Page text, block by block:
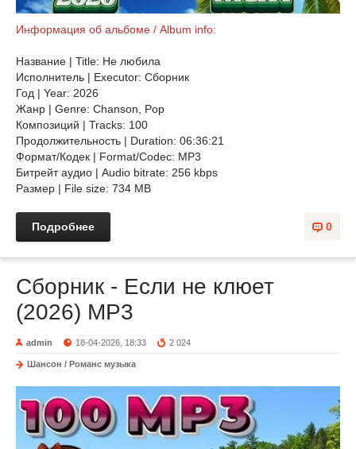
Информация об альбоме / Album info:
Название | Title: Не любила
Исполнитель | Executor: Сборник
Год | Year: 2026
Жанр | Genre: Chanson, Pop
Композиций | Tracks: 100
Продолжительность | Duration: 06:36:21
Формат/Кодек | Format/Codec: MP3
Битрейт аудио | Audio bitrate: 256 kbps
Размер | File size: 734 MB
0
Подробнее
Сборник - Если не клюет
(2026) МР3
admin 18-04-2026, 18:33 2 024
Шансон / Романс музыка